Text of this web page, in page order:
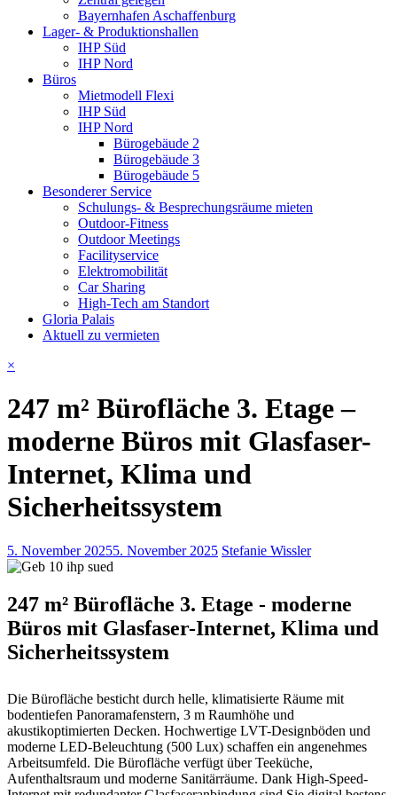
Bayernhafen Aschaffenburg
Lager- & Produktionshallen
IHP Süd
IHP Nord
Büros
Mietmodell Flexi
IHP Süd
IHP Nord
Bürogebäude 2
Bürogebäude 3
Bürogebäude 5
Besonderer Service
Schulungs- & Besprechungsräume mieten
Outdoor-Fitness
Outdoor Meetings
Facilityservice
Elektromobilität
Car Sharing
High-Tech am Standort
Gloria Palais
Aktuell zu vermieten
×
247 m² Bürofläche 3. Etage –
moderne Büros mit Glasfaser-
Internet, Klima und
Sicherheitssystem
5. November 20255. November 2025 Stefanie Wissler
247 m² Bürofläche 3. Etage - moderne
Büros mit Glasfaser-Internet, Klima und
Sicherheitssystem
Die Bürofläche besticht durch helle, klimatisierte Räume mit
bodentiefen Panoramafenstern, 3 m Raumhöhe und
akustikoptimierten Decken. Hochwertige LVT-Designböden und
moderne LED-Beleuchtung (500 Lux) schaffen ein angenehmes
Arbeitsumfeld. Die Bürofläche verfügt über Teeküche,
Aufenthaltsraum und moderne Sanitärräume. Dank High-Speed-